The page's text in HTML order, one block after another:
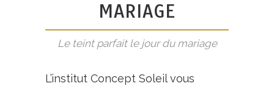
MARIAGE
Le teint parfait le jour du mariage
L’institut Concept Soleil vous